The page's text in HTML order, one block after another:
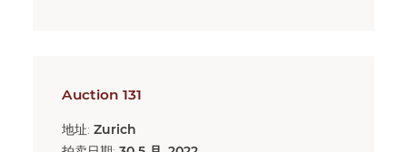
Auction 131
地址: Zurich